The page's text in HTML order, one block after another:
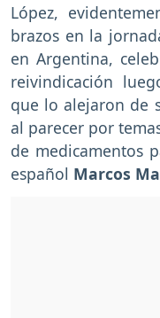
López,
brazos en la
en Argentina,
reivindicación
que lo alejaron de
al parecer por
de medicamentos
español Marcos